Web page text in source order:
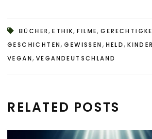
BÜCHER,ETHIK,FILME,
GESCHICHTEN,GEWISSEN , HELD,KINDER
VEGAN, VEGANDEUTSCHLAND
RELATED POSTS